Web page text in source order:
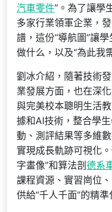
汽車零件”。為了讓學
多家行業領軍企業，
譜，這份“導航圖”讓
做什么，以及“為此我
劉冰介紹，隨著技術
業發展方面，也在深
與完美校本聰明生活教
據和AI技術，整合學
動、測評結果等多維
實現成長軌跡可視化
字畫像”和算法剖 德系
課程資源、實習崗位
供給“千人千面”的精準